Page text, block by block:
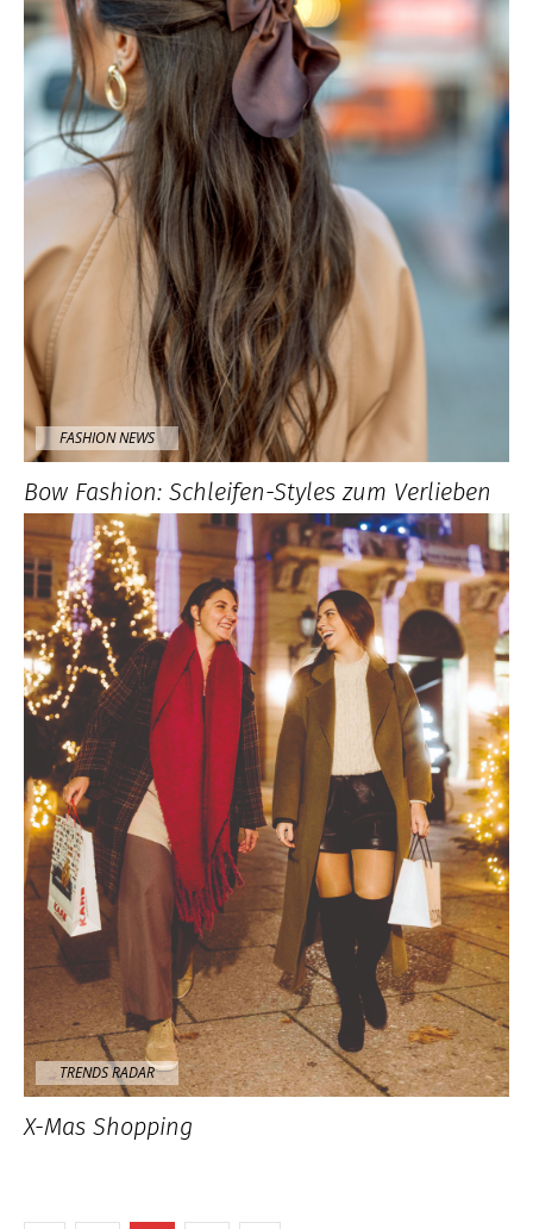
FASHION NEWS
Bow Fashion: Schleifen-Styles zum Verlieben
TRENDS RADAR
X-Mas Shopping